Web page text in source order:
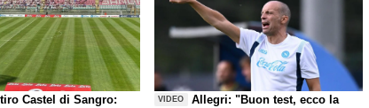
Castel di Sangro:
VIDEO
Allegri: "Buon test, ecco la